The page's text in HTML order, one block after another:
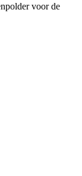
voor de